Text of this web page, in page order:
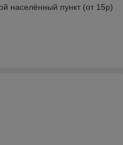
населённый пункт (от 15р)